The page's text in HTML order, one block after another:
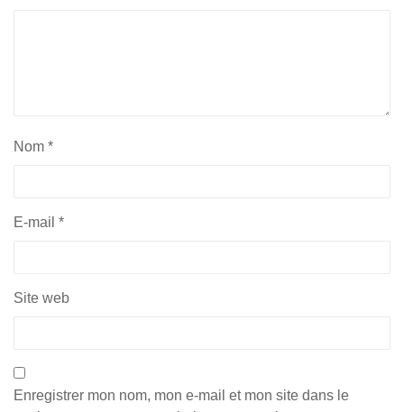
Nom *
E-mail *
Site web
Enregistrer mon nom, mon e-mail et mon site dans le